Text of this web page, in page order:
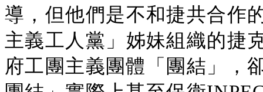
導，但他們是不和捷共合作
主義工人黨」姊妹組織的捷
府工團主義團體「團結」，